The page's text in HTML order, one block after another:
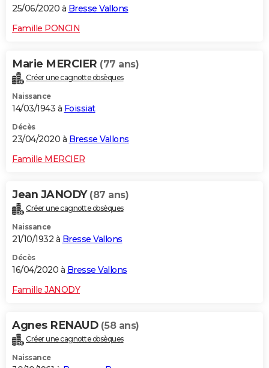
25/06/2020 à Bresse Vallons
Famille PONCIN
Marie MERCIER (77 ans)
Créer une cagnotte obsèques
Naissance
14/03/1943 à Foissiat
Décès
23/04/2020 à Bresse Vallons
Famille MERCIER
Jean JANODY (87 ans)
Créer une cagnotte obsèques
Naissance
21/10/1932 à Bresse Vallons
Décès
16/04/2020 à Bresse Vallons
Famille JANODY
Agnes RENAUD (58 ans)
Créer une cagnotte obsèques
Naissance